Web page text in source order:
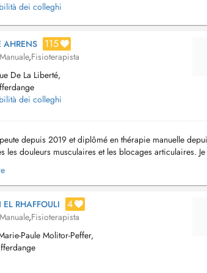
dei colleghi
AHRENS 115
,Fisioterapista
De La Liberté,
dei colleghi
depuis 2019 et diplômé en thérapie manuelle
les douleurs musculaires et les blocages articulaires.
suivi des formations proposées...
RHAFFOULI 4
,Fisioterapista
Paule Molitor-Peffer,